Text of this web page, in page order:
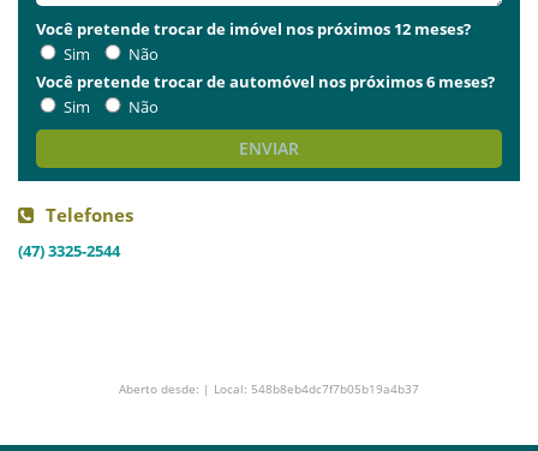
Você pretende trocar de imóvel nos próximos 12 meses?
Sim
Não
Você pretende trocar de automóvel nos próximos 6 meses?
Sim
Não
ENVIAR
Telefones
(47) 3325-2544
Aberto desde: | Local: 548b8eb4dc7f7b05b19a4b37